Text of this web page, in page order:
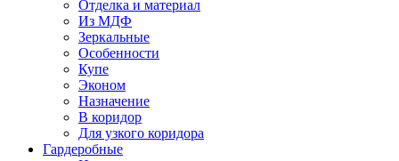
Отделка и материал
Из МДФ
Зеркальные
Особенности
Купе
Эконом
Назначение
В коридор
Для узкого коридора
Гардеробные